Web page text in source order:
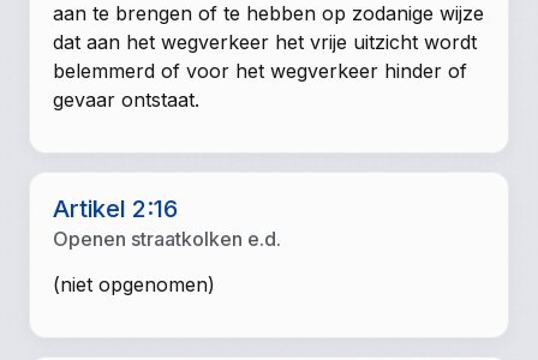
aan te brengen of te hebben op zodanige wijze
dat aan het wegverkeer het vrije uitzicht wordt
belemmerd of voor het wegverkeer hinder of
gevaar ontstaat.
Artikel 2:16
Openen straatkolken e.d.
(niet opgenomen)